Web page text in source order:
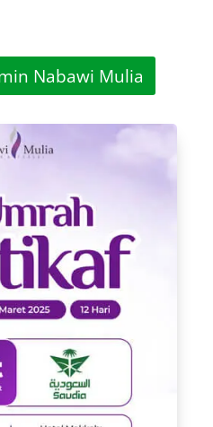
Nabawi Mulia